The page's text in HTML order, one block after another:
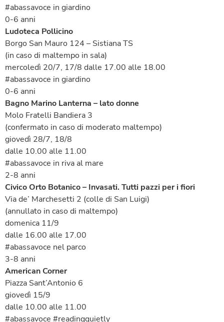
#abassavoce in giardino
0-6 anni
Ludoteca Pollicino
Borgo San Mauro 124 – Sistiana TS
(in caso di maltempo in sala)
mercoledì 20/7, 17/8 dalle 17.00 alle 18.00
#abassavoce in giardino
0-6 anni
Bagno Marino Lanterna – lato donne
Molo Fratelli Bandiera 3
(confermato in caso di moderato maltempo)
giovedì 28/7, 18/8
dalle 10.00 alle 11.00
#abassavoce in riva al mare
2-8 anni
Civico Orto Botanico – Invasati. Tutti pazzi per i fiori
Via de’ Marchesetti 2 (colle di San Luigi)
(annullato in caso di maltempo)
domenica 11/9
dalle 16.00 alle 17.00
#abassavoce nel parco
3-8 anni
American Corner
Piazza Sant’Antonio 6
giovedì 15/9
dalle 10.00 alle 11.00
#abassavoce #readingquietly